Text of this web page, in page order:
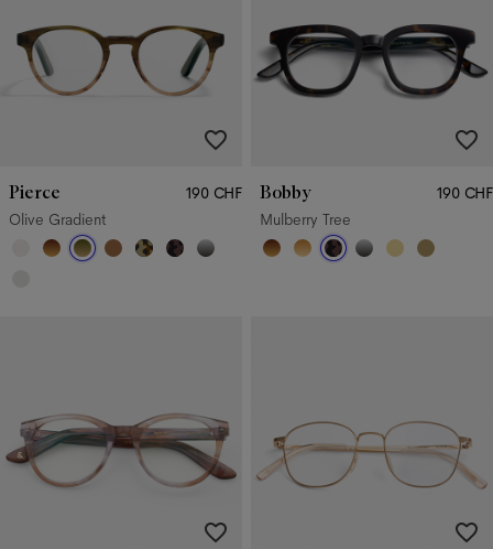
Pierce
190 CHF
Olive Gradient
Bobby
190 CHF
Mulberry Tree